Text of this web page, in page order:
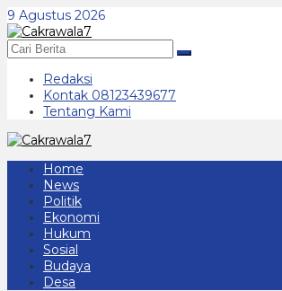
Lewati
ke
konten
9 Agustus 2026
Redaksi
Kontak 08123439677
Tentang Kami
Home
News
Politik
Ekonomi
Hukum
Sosial
Budaya
Desa